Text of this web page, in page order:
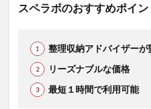
スペラボのおすすめポイン
整理収納アドバイザーが
リーズナブルな価格
最短１時間で利用可能